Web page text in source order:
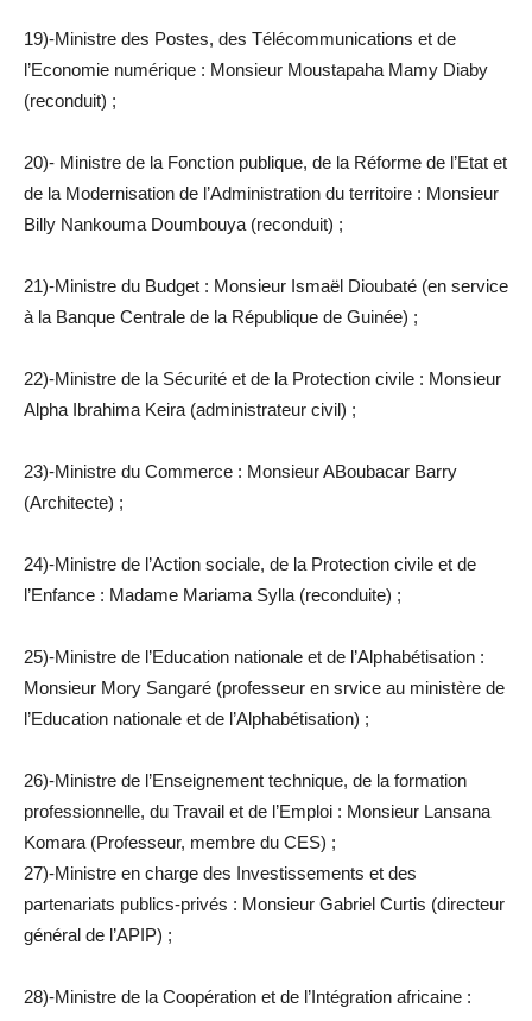
19)-Ministre des Postes, des Télécommunications et de
l’Economie numérique : Monsieur Moustapaha Mamy Diaby
(reconduit) ;
20)- Ministre de la Fonction publique, de la Réforme de l’Etat et
de la Modernisation de l’Administration du territoire : Monsieur
Billy Nankouma Doumbouya (reconduit) ;
21)-Ministre du Budget : Monsieur Ismaël Dioubaté (en service
à la Banque Centrale de la République de Guinée) ;
22)-Ministre de la Sécurité et de la Protection civile : Monsieur
Alpha Ibrahima Keira (administrateur civil) ;
23)-Ministre du Commerce : Monsieur ABoubacar Barry
(Architecte) ;
24)-Ministre de l’Action sociale, de la Protection civile et de
l’Enfance : Madame Mariama Sylla (reconduite) ;
25)-Ministre de l’Education nationale et de l’Alphabétisation :
Monsieur Mory Sangaré (professeur en srvice au ministère de
l’Education nationale et de l’Alphabétisation) ;
26)-Ministre de l’Enseignement technique, de la formation
professionnelle, du Travail et de l’Emploi : Monsieur Lansana
Komara (Professeur, membre du CES) ;
27)-Ministre en charge des Investissements et des
partenariats publics-privés : Monsieur Gabriel Curtis (directeur
général de l’APIP) ;
28)-Ministre de la Coopération et de l’Intégration africaine :